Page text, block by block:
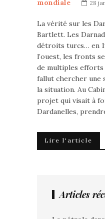
mondiale
28
La vérité sur les
Bartlett. Les
détroits turcs… en
l’ouest, les fronts
de multiples
fallut chercher une
la situation. Au
projet qui visait à
Dardanelles,
Lire l'article
Articles